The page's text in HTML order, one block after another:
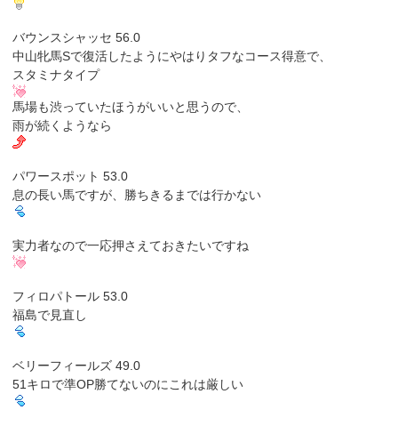
バウンスシャッセ 56.0
中山牝馬Sで復活したようにやはりタフなコース得意で、
スタミナタイプ
馬場も渋っていたほうがいいと思うので、
雨が続くようなら
パワースポット 53.0
息の長い馬ですが、勝ちきるまでは行かない
実力者なので一応押さえておきたいですね
フィロパトール 53.0
福島で見直し
ベリーフィールズ 49.0
51キロで準OP勝てないのにこれは厳しい